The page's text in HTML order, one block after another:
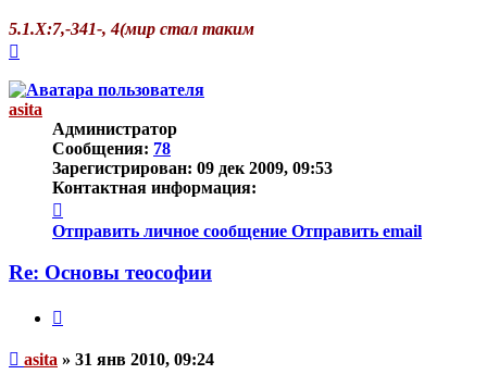
5.1.Х:7,-341-, 4(мир стал таким
началу
asita
Администратор
Сообщения: 78
Зарегистрирован: 09 дек 2009, 09:53
Контактная информация:
информация
пользователя
Отправить личное сообщение Отправить email
Re: Основы теософии
Непрочитанное
asita » 31 янв 2010, 09:24